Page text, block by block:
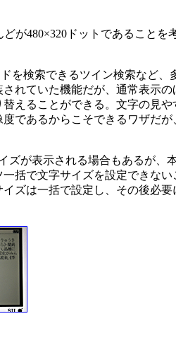
が480×320ドットであることを
を検索できるツイン検索など、
れていた機能だが、通常表示の
えることができる。文字の見や
であるからこそできるワザだが
ズが表示される場合もあるが、
括で文字サイズを設定できない
ズは一括で設定し、その後必要